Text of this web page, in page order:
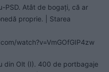
PSD. Atât de bogați, că ar
proprie. | Starea
watch?v=VmGOfGIP4zw
din Olt (I). 400 de portbagaje